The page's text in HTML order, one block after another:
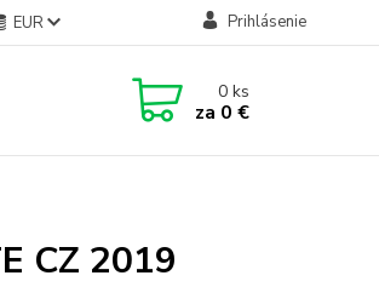
EUR Prihlásenie
0ks
za 0 €
CZ 2019